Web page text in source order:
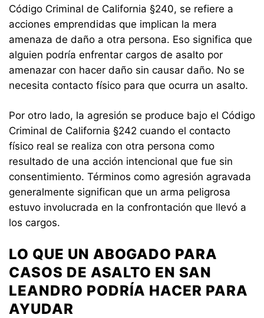
Código Criminal de California §240, se refiere a
acciones emprendidas que implican la mera
amenaza de daño a otra persona. Eso significa que
alguien podría enfrentar cargos de asalto por
amenazar con hacer daño sin causar daño. No se
necesita contacto físico para que ocurra un asalto.
Por otro lado, la agresión se produce bajo el Código
Criminal de California §242 cuando el contacto
físico real se realiza con otra persona como
resultado de una acción intencional que fue sin
consentimiento. Términos como agresión agravada
generalmente significan que un arma peligrosa
estuvo involucrada en la confrontación que llevó a
los cargos.
LO QUE UN ABOGADO PARA
CASOS DE ASALTO EN SAN
LEANDRO PODRÍA HACER PARA
AYUDAR